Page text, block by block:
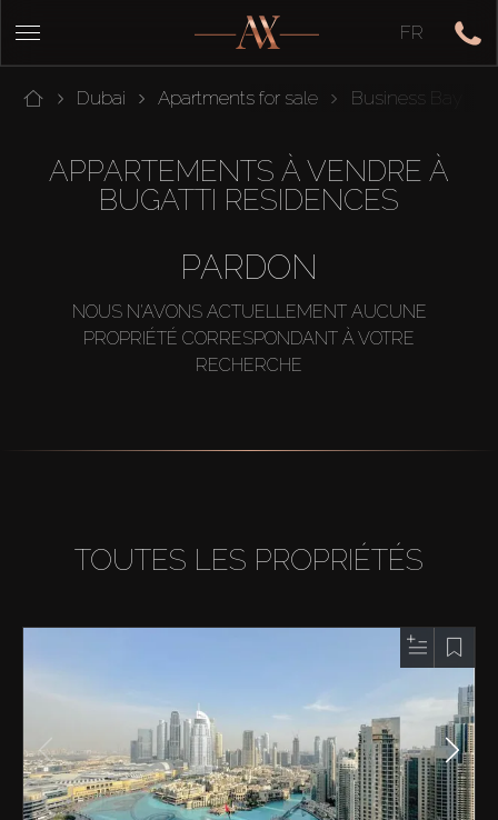
FR
Dubai Apartments for sale Business Bay
APPARTEMENTS À VENDRE À
BUGATTI RESIDENCES
PARDON
NOUS N'AVONS ACTUELLEMENT AUCUNE
PROPRIÉTÉ CORRESPONDANT À VOTRE
RECHERCHE
TOUTES LES PROPRIÉTÉS